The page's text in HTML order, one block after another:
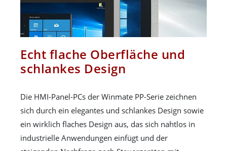
Echt flache Oberfläche und
schlankes Design
Die HMI-Panel-PCs der Winmate PP-Serie zeichnen
sich durch ein elegantes und schlankes Design sowie
ein wirklich flaches Design aus, das sich nahtlos in
industrielle Anwendungen einfügt und der